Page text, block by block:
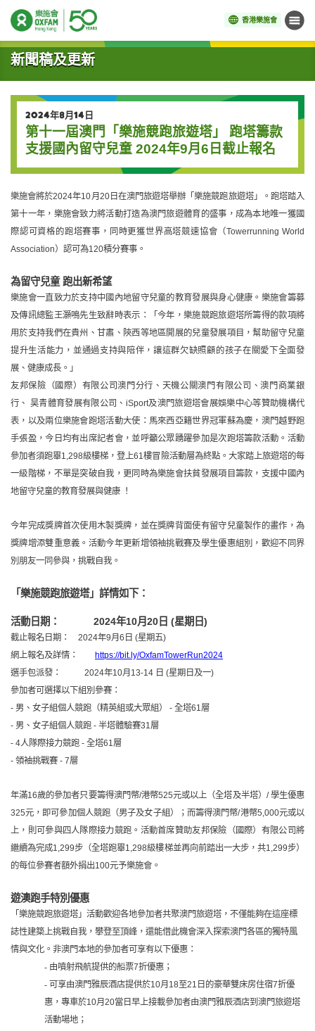
香港樂施會 目錄
開始主要內容
新聞稿及更新
2024年8月14日
第十一屆澳門「樂施競跑旅遊塔」 跑塔籌款
支援國內留守兒童 2024年9月6日截止報名
樂施會將於2024年10月20日在澳門旅遊塔舉辦「樂施競跑旅遊塔」。跑塔踏入
第十一年，樂施會致力將活動打造為澳門旅遊體育的盛事，成為本地唯一獲國
際認可資格的跑塔賽事，同時更獲世界高塔競速協會（Towerrunning World
Association）認可為120積分賽事。
為留守兒童 跑出新希望
樂施會一直致力於支持中國內地留守兒童的教育發展與身心健康。樂施會籌募
及傳訊總監王灝鳴先生致辭時表示 ：
「今年，樂施競跑旅遊塔所籌得的款項將
用於支持我們在貴州、甘肅、陝西等地區開展的兒童發展項目，幫助留守兒童
提升生活能力，並通過支持與陪伴，讓這群欠缺照顧的孩子在關愛下全面發
展、健康成長。 」
友邦保險（國際）有限公司澳門分行 、天機公關澳門有限公司、澳門商業銀
行、 昊青體育發展有限公司、iSport及澳門旅遊塔會展娛樂中心等贊助機構代
表，以及兩位樂施會跑塔活動大使：馬來西亞籍世界冠軍蘇為慶，澳門越野跑
手張盈，今日均有出席記者會，並呼籲公眾踴躍參加是次跑塔籌款活動。 活動
參加者須跑畢1,298級樓梯，登上61樓冒險活動層為終點。大家踏上旅遊塔的每
一級階梯，不單是突破自我，更同時為樂施會扶貧發展項目籌款，支援中國內
地留守兒童的教育發展與健康 ！
今年完成獎牌首次使用木製獎牌，並在獎牌背面使有留守兒童製作的畫作，為
獎牌增添雙重意義。活動今年更新增領袖挑戰賽及學生優惠組別，歡迎不同界
別朋友一同參與，挑戰自我。
「樂施競跑旅遊塔」詳情如下：
活動日期： 2024年10月20 日 (星期日)
截止報名日期： 2024年9月6日 (星期五)
網上報名及詳情：
https://bit.ly/OxfamTowerRun2024
選手包派發： 2024年10月13-14 日 (星期日及一)
參加者可選擇以下組別參賽：
- 男、女子組個人競跑 （精英組或大眾組） - 全塔61層
- 男、女子組個人競跑 - 半塔體驗賽31層
- 4人隊際接力競跑 - 全塔61層
- 領袖挑戰賽 - 7層
年滿16歲的參加者只要籌得澳門幣/港幣525元或以上（全塔及半塔）/ 學生優惠
325元，即可參加個人競跑（男子及女子組）；而籌得澳門幣/港幣5,000元或以
上，則可參與四人隊際接力競跑。活動首席贊助友邦保險（國際）有限公司將
繼續為完成1,299步（全塔跑畢1,298級樓梯並再向前踏出一大步，共1,299步）
的每位參賽者額外捐出100元予樂施會。
遊澳跑手特別優惠
「樂施競跑旅遊塔」活動歡迎各地參加者共聚澳門旅遊塔，不僅能夠在這座標
誌性建築上挑戰自我，攀登至頂峰，還能借此機會深入探索澳門各區的獨特風
情與文化。非澳門本地的參加者可享有以下優惠：
- 由噴射飛航提供的船票7折優惠；
- 可享由澳門雅辰酒店提供於10月 18至21 日的豪華雙床房住宿7折優
惠，專車於10月20當日早上接載參加者由澳門雅辰酒店到澳門旅遊塔
活動場地；